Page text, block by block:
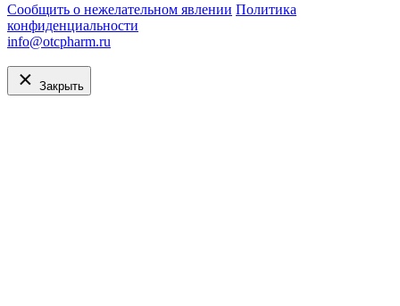
Сообщить о нежелательном явлении Политика
конфиденциальности
info@otcpharm.ru
Закрыть